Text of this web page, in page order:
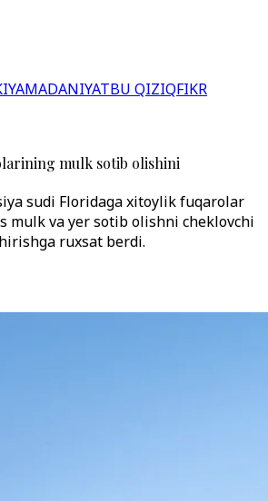
MADANIYATBU QIZIQFIKR
mulk sotib olishini
sudi Floridaga xitoylik fuqarolar
mulk va yer sotib olishni cheklovchi
ruxsat berdi.